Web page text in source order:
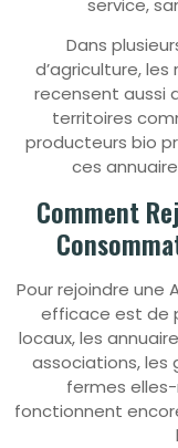
service,
Dans
d’agriculture, les
recensent aussi
territoires
producteurs bio
ces
Comment
Pour rejoindre une
efficace est de
locaux, les
associations, les
fermes
fonctionnent